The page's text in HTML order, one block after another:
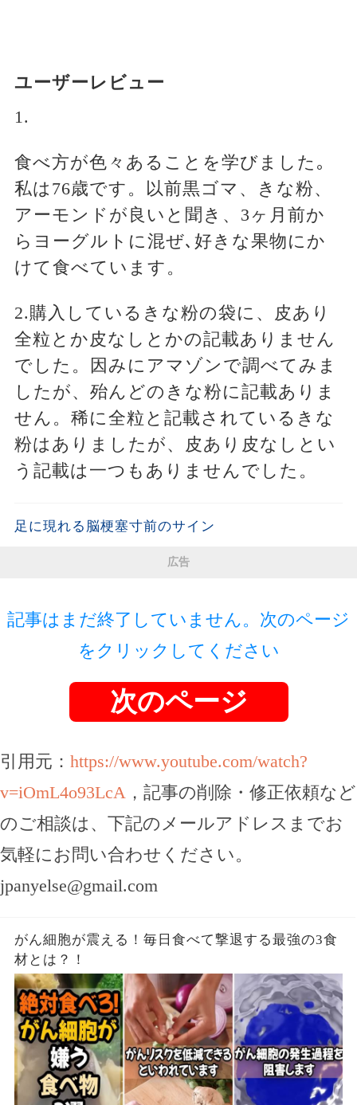
ユーザーレビュー
1.
食べ方が色々あることを学びました｡
私は76歳です。以前黒ゴマ、きな粉、
アーモンドが良いと聞き、3ヶ月前か
らヨーグルトに混ぜ､好きな果物にか
けて食べています。
2.購入しているきな粉の袋に、皮あり
全粒とか皮なしとかの記載ありません
でした。因みにアマゾンで調べてみま
したが、殆んどのきな粉に記載ありま
せん。稀に全粒と記載されているきな
粉はありましたが、皮あり皮なしとい
う記載は一つもありませんでした。
足に現れる脳梗塞寸前のサイン
広告
記事はまだ終了していません。次のページ
をクリックしてください
次のページ
引用元： https://www.youtube.com/watch?
v=iOmL4o93LcA ，記事の削除・修正依頼など
のご相談は、下記のメールアドレスまでお
気軽にお問い合わせください。
jpanyelse@gmail.com
がん細胞が震える！毎日食べて撃退する最強の3食
材とは？！